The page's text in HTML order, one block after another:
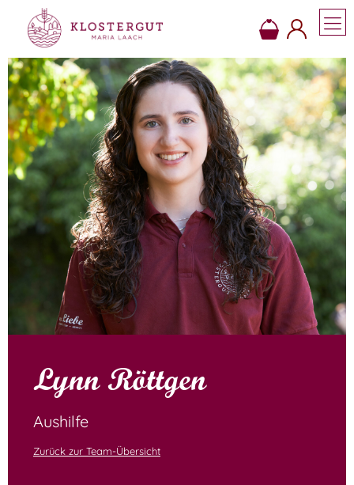
Lynn Röttgen
Aushilfe
Zurück zur Team-Übersicht